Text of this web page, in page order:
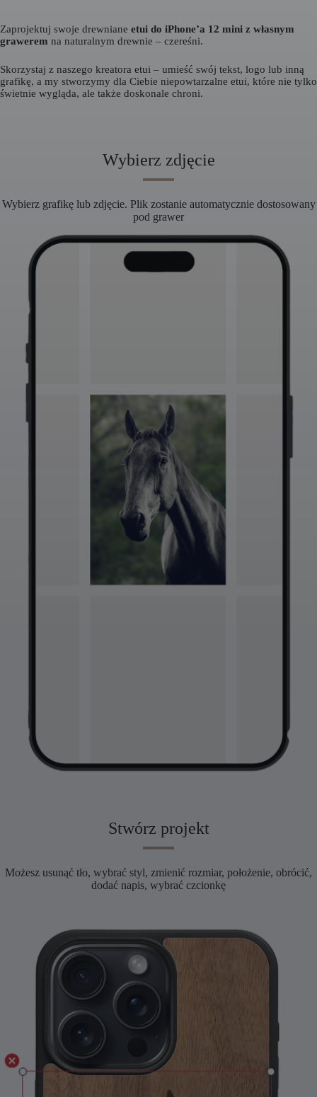
Zaprojektuj swoje drewniane etui do iPhone’a 12 mini z własnym
grawerem na naturalnym drewnie – czereśni.
Skorzystaj z naszego kreatora etui – umieść swój tekst, logo lub inną
grafikę, a my stworzymy dla Ciebie niepowtarzalne etui, które nie tylko
świetnie wygląda, ale także doskonale chroni.
Wybierz zdjęcie
Wybierz grafikę lub zdjęcie. Plik zostanie automatycznie dostosowany
pod grawer
Stwórz projekt
Możesz usunąć tło, wybrać styl, zmienić rozmiar, położenie, obrócić,
dodać napis, wybrać czcionkę